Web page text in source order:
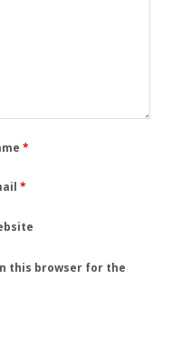
*
*
this browser for the